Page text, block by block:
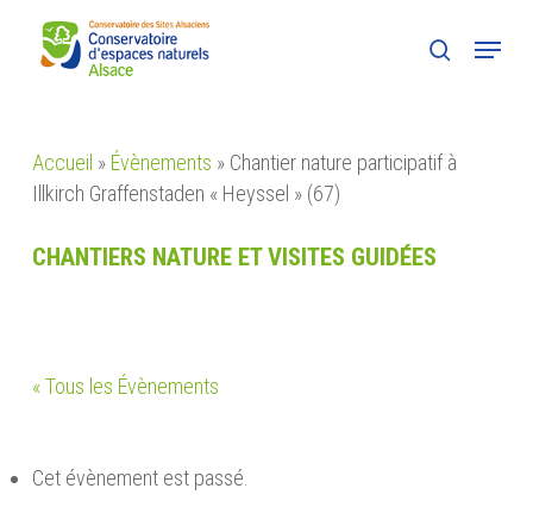
search
Menu
Accueil » Évènements » Chantier nature participatif à
Illkirch Graffenstaden « Heyssel » (67)
CHANTIERS NATURE ET VISITES GUIDÉES
« Tous les Évènements
Cet évènement est passé.